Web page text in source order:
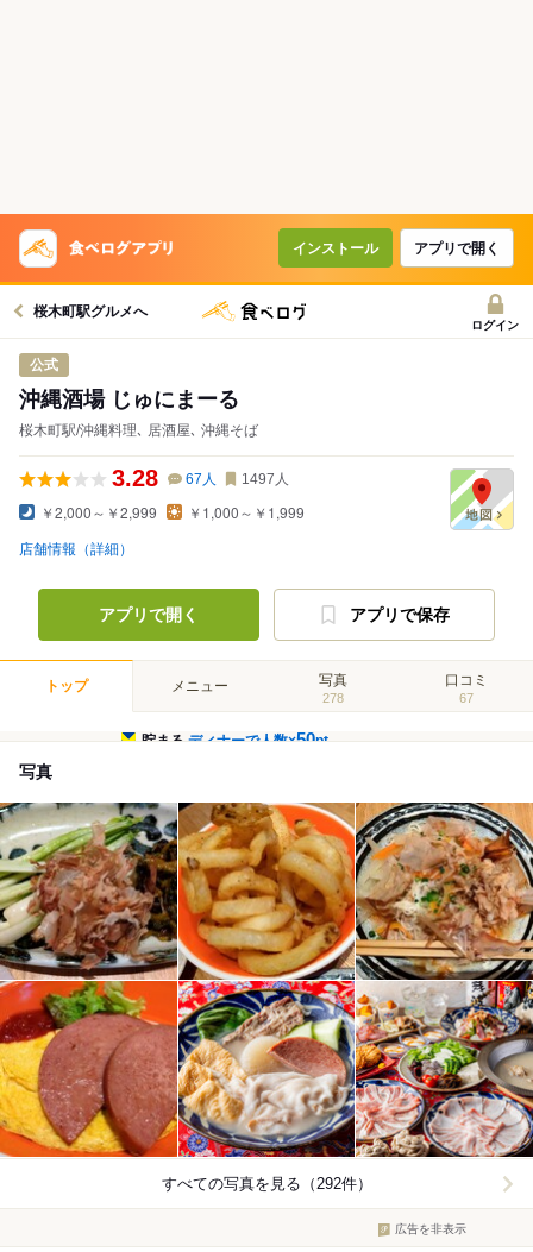
インストール アプリで開く
桜木町駅グルメへ
ログイン
公式
沖縄酒場 じゅにまーる
桜木町駅/沖縄料理､ 居酒屋､ 沖縄そば
3.28 67 人 1497 人
￥2,000～￥2,999 ￥1,000～￥1,999
店舗情報（詳細）
アプリで開く アプリで保存
トップ メニュー 写真
278
口コミ
67
貯まるディナーで人数×50pt
写真
すべての写真を見る（292件）
広告を非表示